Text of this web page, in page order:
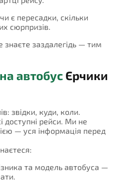
є пересадки, скільки
сюрпризів.
знаєте заздалегідь — тим
автобус Єрчики
звідки, куди, коли.
доступні рейси. Ми не
— уся інформація перед
та модель автобуса —